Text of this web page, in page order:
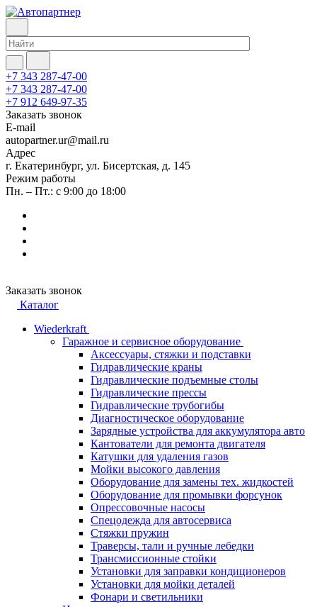
+7 343 287-47-00
+7 343 287-47-00
+7 912 649-97-35
Заказать звонок
E-mail
autopartner.ur@mail.ru
Адрес
г. Екатеринбург, ул. Бисертская, д. 145
Режим работы
Пн. – Пт.: с 9:00 до 18:00
Заказать звонок
Каталог
Wiederkraft
Гаражное и сервисное оборудование
Аксессуары, стяжки и подставки
Гидравлические краны
Гидравлические подъемные столы
Гидравлические прессы
Гидравлические трубогибы
Диагностическое оборудование
Зарядные устройства для аккумулятора авто
Кантователи для ремонта двигателя
Катушки для удаления газов
Мойки высокого давления
Оборудование для замены тех. жидкостей
Оборудование для промывки форсунок
Опрессовочные насосы
Спецодежда для автосервиса
Стяжки пружин
Траверсы, тали и ручные лебедки
Трансмиссионные стойки
Установки для заправки кондиционеров
Установки для мойки деталей
Фонари и светильники